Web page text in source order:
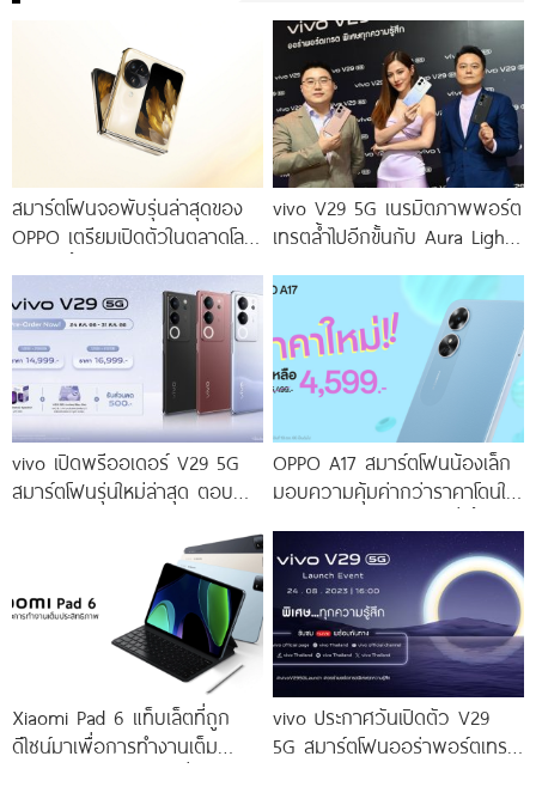
สมาร์ตโฟนจอพับรุ่นล่าสุดของ
OPPO เตรียมเปิดตัวในตลาดโลก
vivo V29 5G เนรมิตภาพพอร์ต
เทรตล้ำไปอีกขั้นกับ Aura Light
โดดเด่นด้วยสุนทรียศาสตร์แห่ง
vivo เปิดพรีออเดอร์ V29 5G
สมาร์ตโฟนรุ่นใหม่ล่าสุด ตอบ
ราคาเริ่มต้นเพียง 14,999 บาท
จัดเต็มกับโปรโมชันพิเศษก่อนใคร
OPPO A17 สมาร์ตโฟนน้องเล็ก
มอบความคุ้มค่ากว่าราคาโดนใจ
ราคาใหม่เพียง 4,599 บาท
เท่านั้น!
Xiaomi Pad 6 แท็บเล็ตที่ถูก
ดีไซน์มาเพื่อการทำงานเต็ม
vivo ประกาศวันเปิดตัว V29
5G สมาร์ตโฟนออร่าพอร์ตเทร